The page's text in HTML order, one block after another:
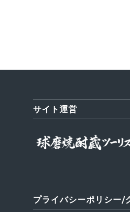
サイト運営
プライバシーポリシー/